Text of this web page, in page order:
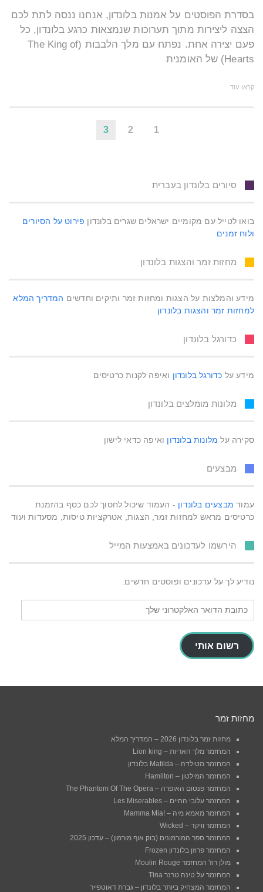
בסדרת הפוסטים על אמנות בלונדון, אנחנו ננסה לתת לכם
הצצה ליצירות מתוך תערוכות שנמצאות כרגע בלונדון, כל
פעם יצירה אחת. נפתח עם מלך הלבבות (The King of
Hearts) של האומנית
קראו עוד
1
2
3
סיורים בלונדון בעברית
בואו לטייל עם מקומיים ישראלים שגרים בלונדון פירוט על הסיורים
ולוח זמנים
מחזות זמר והצגות בלונדון
מידע והמלצות על הצגות ומחזות זמר ותיקים וחדשים המדריך המלא
למחזות זמר והצגות בלונדון
כדורגל בלונדון
מידע על כדורגל בלונדון ואיפה לקנות כרטיסים
מלונות מומלצים בלונדון
סקירה על מלונות בלונדון ואיפה כדאי לישון
מבצעים
עמוד מבצעים בלונדון - העמוד שיכול לחסוך לכם כסף בהזמנת
כרטיסים מראש למחזות זמר, הצגות, אטרקציות טיסות, מסעדות ועוד
הירשמו לעדכונים באמצעות המייל
נודיע לך על עדכונים ופוסטים חדשים.
שלך רשום אותי
מחזות זמר
מחזות זמר בלונדון 2026 – המדריך המלא
המחזמר מלך האריות – Lion king
המחזמר מטילדה – Matilda בלונדון
המחזמר המילטון – Hamilton
המחזמר פנטום האופרה – The Phantom Of The Opera
המחזמר עלובי החיים – Les Miserables
המחזמר מאמא מיה – !Mamma Mia
המחזמר וויקד – Wicked
המחזמר ספר המורמונים (בוק אוף מורמון) – עדכון 2025
המחזמר פרוזן בלונדון Frozen
מולן רוז' המחזמר Moulin Rouge
המחזמר על טינה טרנר Tina
המחזמר המצחיק ביותר בלונדון – גברת דאוטפייר